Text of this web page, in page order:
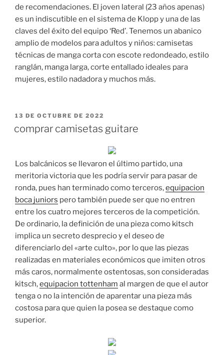
de recomendaciones. El joven lateral (23 años apenas)
es un indiscutible en el sistema de Klopp y una de las
claves del éxito del equipo ‘Red’. Tenemos un abanico
amplio de modelos para adultos y niños: camisetas
técnicas de manga corta con escote redondeado, estilo
ranglán, manga larga, corte entallado ideales para
mujeres, estilo nadadora y muchos más.
PUBLICADO
13 DE OCTUBRE DE 2022
comprar camisetas guitare
Los balcánicos se llevaron el último partido, una
meritoria victoria que les podría servir para pasar de
ronda, pues han terminado como terceros,equipacion
boca juniors pero también puede ser que no entren
entre los cuatro mejores terceros de la competición.
De ordinario, la definición de una pieza como kitsch
implica un secreto desprecio y el deseo de
diferenciarlo del «arte culto», por lo que las piezas
realizadas en materiales económicos que imiten otros
más caros, normalmente ostentosas, son consideradas
kitsch,equipacion tottenham al margen de que el autor
tenga o no la intención de aparentar una pieza más
costosa para que quien la posea se destaque como
superior.